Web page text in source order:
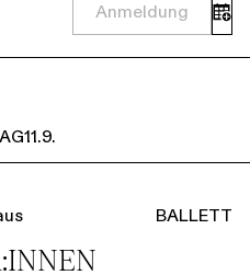
Anmeldung
11.9.
BALLETT